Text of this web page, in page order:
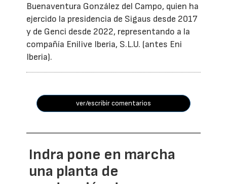
Buenaventura González del Campo, quien ha
ejercido la presidencia de Sigaus desde 2017
y de Genci desde 2022, representando a la
compañía Enilive Iberia, S.L.U. (antes Eni
Iberia).
ver/escribir comentarios
Indra pone en marcha
una planta de